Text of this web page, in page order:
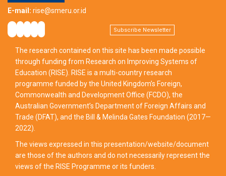
E-mail: rise@smeru.or.id
Subscribe Newsletter
The research contained on this site has been made possible
through funding from Research on Improving Systems of
Education (RISE). RISE is a multi-country research
programme funded by the United Kingdom’s Foreign,
Commonwealth and Development Office (FCDO), the
Australian Government’s Department of Foreign Affairs and
Trade (DFAT), and the Bill & Melinda Gates Foundation (2017—
2022).
The views expressed in this presentation/website/document
are those of the authors and do not necessarily represent the
views of the RISE Programme or its funders.